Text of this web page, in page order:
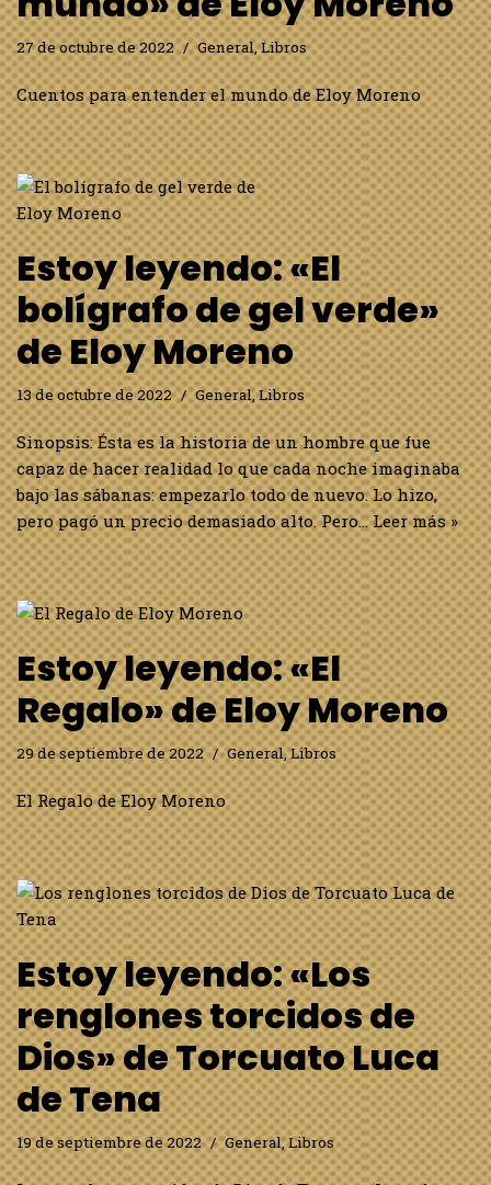
27 de octubre de 2022 General,Libros
Cuentos para entender el mundo de Eloy Moreno
Estoy leyendo: «El
bolígrafo de gel verde»
de Eloy Moreno
13 de octubre de 2022 General,Libros
Sinopsis: Ésta es la historia de un hombre que fue
capaz de hacer realidad lo que cada noche imaginaba
bajo las sábanas: empezarlo todo de nuevo. Lo hizo,
pero pagó un precio demasiado alto. Pero…Leer más »
Estoy leyendo: «El
Regalo» de Eloy Moreno
29 de septiembre de 2022 General,Libros
El Regalo de Eloy Moreno
Estoy leyendo: «Los
renglones torcidos de
Dios» de Torcuato Luca
de Tena
19 de septiembre de 2022 General,Libros